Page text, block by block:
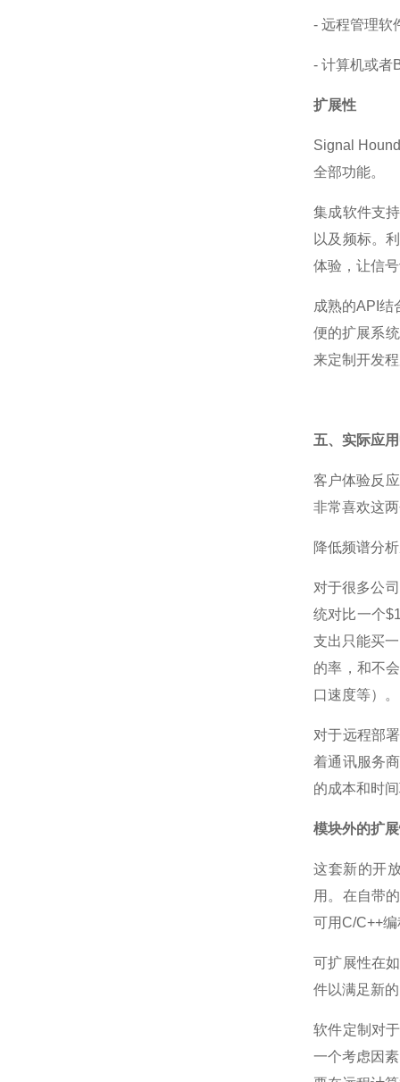
- 远程管理软
- 计算机或者
扩展性
Signal
全部功能。
集成软件支
以及频标。
体验，让信
成熟的API结
便的扩展系
来定制开发
五、实际应
客户体验反
非常喜欢这
降低频谱分
对于很多公
统对比一个
支出只能买
的率，和不
口速度等）。
对于远程部
着通讯服务
的成本和时
模块外的扩
这套新的开
用。在自带
可用C/C++
可扩展性在
件以满足新
软件定制对
一个考虑因